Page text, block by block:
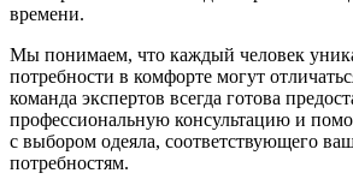
времени.
Мы понимаем, что каждый человек
потребности в комфорте могут
команда экспертов всегда готова
профессиональную консультацию и
с выбором одеяла, соответствующего
потребностям.